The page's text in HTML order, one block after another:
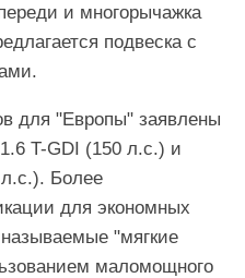
и многорычажка
подвеска с
для "Европы" заявлены
T-GDI (150 л.с.) и
Более
для экономных
"мягкие
маломощного